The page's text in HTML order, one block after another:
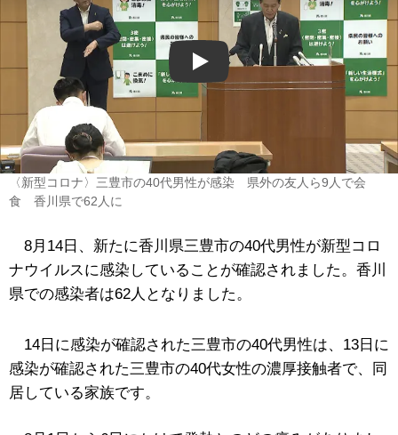
Play
〈新型コロナ〉三豊市の40代男性が感染 県外の友人ら9人で会
食 香川県で62人に
8月14日、新たに香川県三豊市の40代男性が新型コロ
ナウイルスに感染していることが確認されました。香川
県での感染者は62人となりました。
14日に感染が確認された三豊市の40代男性は、13日に
感染が確認された三豊市の40代女性の濃厚接触者で、同
居している家族です。